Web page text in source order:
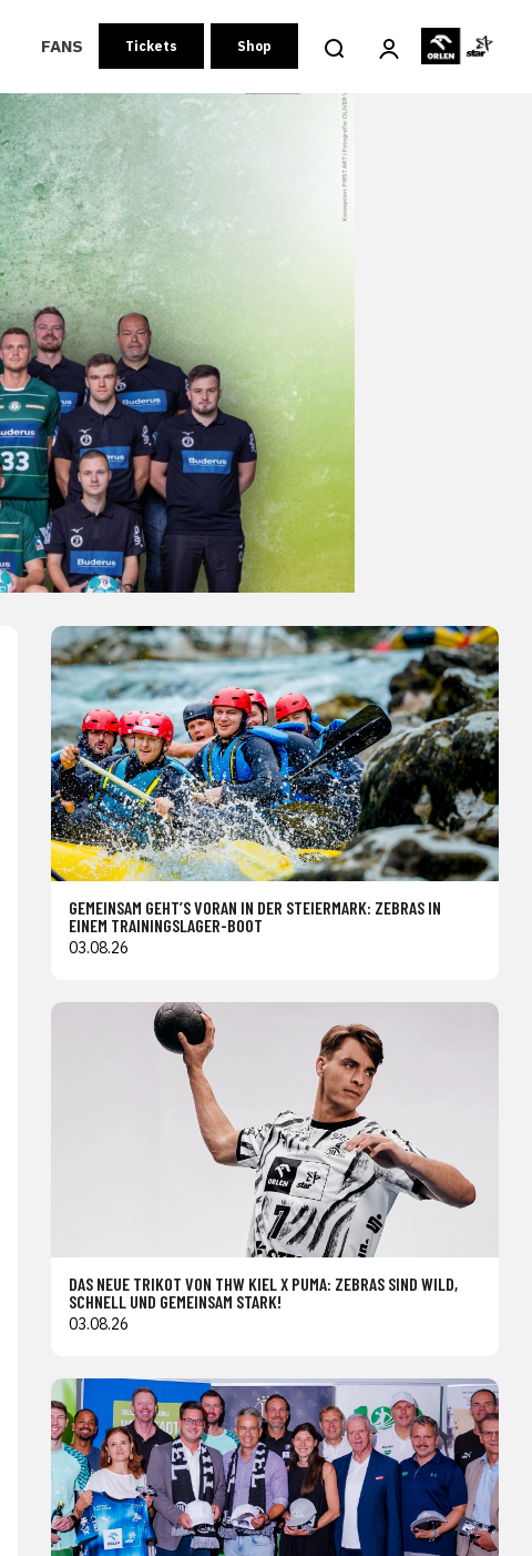
FANS Tickets Shop
GEMEINSAM GEHT’S VORAN IN DER STEIERMARK: ZEBRAS IN
EINEM TRAININGSLAGER-BOOT
03.08.26
DAS NEUE TRIKOT VON THW KIEL X PUMA: ZEBRAS SIND WILD,
SCHNELL UND GEMEINSAM STARK!
03.08.26